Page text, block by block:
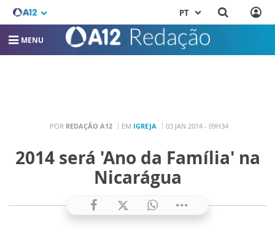
PT
MENU
POR REDAÇÃO A12 EM IGREJA 03 JAN 2014 - 09H34
2014 será 'Ano da Família' na
Nicarágua